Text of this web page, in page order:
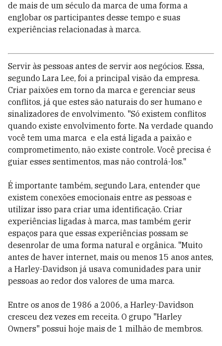
de mais de um século da marca de uma forma a
englobar os participantes desse tempo e suas
experiências relacionadas à marca.
Servir às pessoas antes de servir aos negócios. Essa,
segundo Lara Lee, foi a principal visão da empresa.
Criar paixões em torno da marca e gerenciar seus
conflitos, já que estes são naturais do ser humano e
sinalizadores de envolvimento. "Só existem conflitos
quando existe envolvimento forte. Na verdade quando
você tem uma marca e ela está ligada a paixão e
comprometimento, não existe controle. Você precisa é
guiar esses sentimentos, mas não controlá-los."
É importante também, segundo Lara, entender que
existem conexões emocionais entre as pessoas e
utilizar isso para criar uma identificação. Criar
experiências ligadas à marca, mas também gerir
espaços para que essas experiências possam se
desenrolar de uma forma natural e orgânica. "Muito
antes de haver internet, mais ou menos 15 anos antes,
a Harley-Davidson já usava comunidades para unir
pessoas ao redor dos valores de uma marca.
Entre os anos de 1986 a 2006, a Harley-Davidson
cresceu dez vezes em receita. O grupo "Harley
Owners" possui hoje mais de 1 milhão de membros.